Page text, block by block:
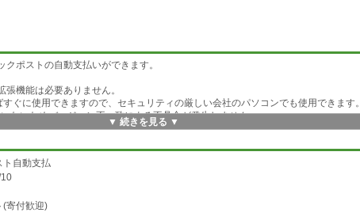
クポストの自動支払いができます。
機能は必要ありません。
ぐに使用できますので、セキュリティの厳しい会社のパソコンでも使用できます。
ないためバージョン不一致による不具合が発生しません。
▼ 続きを見る ▼
ト自動支払
(寄付歓迎)